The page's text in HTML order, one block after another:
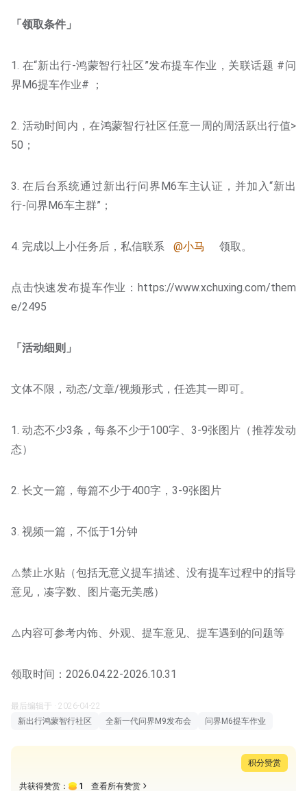
「领取条件」
1. 在“新出行-鸿蒙智行社区”发布提车作业，关联话题 #问
界M6提车作业# ；
2. 活动时间内，在鸿蒙智行社区任意一周的周活跃出行值>
50；
3. 在后台系统通过新出行问界M6车主认证，并加入“新出
行-问界M6车主群”；
4. 完成以上小任务后，私信联系 @小马 领取。
点击快速发布提车作业：https://www.xchuxing.com/them
e/2495
「活动细则」
文体不限，动态/文章/视频形式，任选其一即可。
1. 动态不少3条，每条不少于100字、3-9张图片（推荐发动
态）
2. 长文一篇，每篇不少于400字，3-9张图片
3. 视频一篇，不低于1分钟
⚠️禁止水贴（包括无意义提车描述、没有提车过程中的指导
意见，凑字数、图片毫无美感）
⚠️内容可参考内饰、外观、提车意见、提车遇到的问题等
领取时间：2026.04.22-2026.10.31
最后编辑于 · 2026-04-22
新出行鸿蒙智行社区
全新一代问界M9发布会 问界M6提车作业
积分赞赏
共获得赞赏： 1 查看所有赞赏